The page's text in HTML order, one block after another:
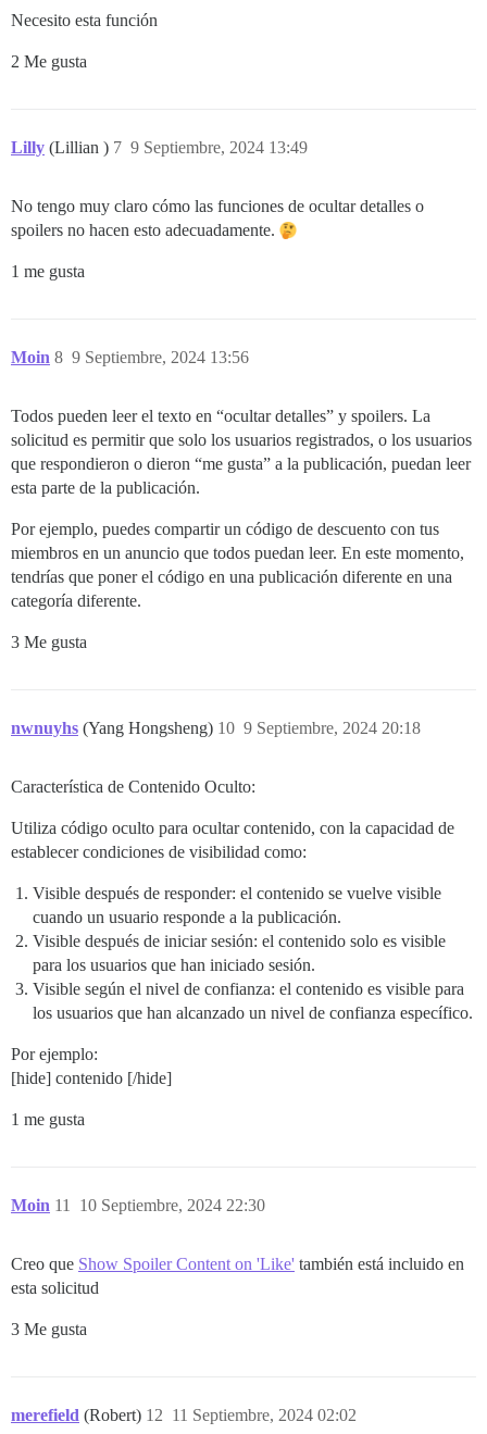
Necesito esta función
2 Me gusta
Lilly (Lillian ) 9 Septiembre, 2024 13:49
7
No tengo muy claro cómo las funciones de ocultar detalles o
spoilers no hacen esto adecuadamente.
1 me gusta
Moin 9 Septiembre, 2024 13:56
8
Todos pueden leer el texto en “ocultar detalles” y spoilers. La
solicitud es permitir que solo los usuarios registrados, o los usuarios
que respondieron o dieron “me gusta” a la publicación, puedan leer
esta parte de la publicación.
Por ejemplo, puedes compartir un código de descuento con tus
miembros en un anuncio que todos puedan leer. En este momento,
tendrías que poner el código en una publicación diferente en una
categoría diferente.
3 Me gusta
nwnuyhs (Yang Hongsheng) 9 Septiembre, 2024 20:18
10
Característica de Contenido Oculto:
Utiliza código oculto para ocultar contenido, con la capacidad de
establecer condiciones de visibilidad como:
Visible después de responder: el contenido se vuelve visible
cuando un usuario responde a la publicación.
Visible después de iniciar sesión: el contenido solo es visible
para los usuarios que han iniciado sesión.
Visible según el nivel de confianza: el contenido es visible para
los usuarios que han alcanzado un nivel de confianza específico.
Por ejemplo:
[hide] contenido [/hide]
1 me gusta
Moin 10 Septiembre, 2024 22:30
11
Creo que Show Spoiler Content on 'Like' también está incluido en
esta solicitud
3 Me gusta
merefield (Robert) 11 Septiembre, 2024 02:02
12